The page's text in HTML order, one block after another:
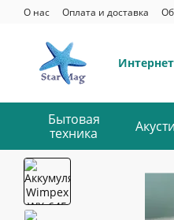
Перейти к основному
О нас Оплата и доставка
Бытовая
техника